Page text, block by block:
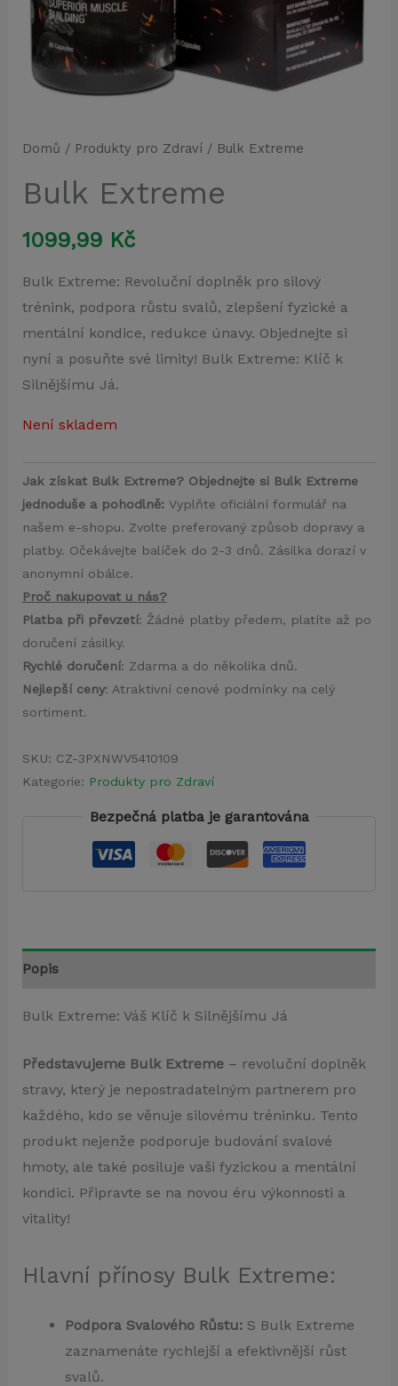
Domů / Produkty pro Zdraví/ Bulk Extreme
Bulk Extreme
1099,99 Kč
Bulk Extreme: Revoluční doplněk pro silový
trénink, podpora růstu svalů, zlepšení fyzické a
mentální kondice, redukce únavy. Objednejte si
nyní a posuňte své limity! Bulk Extreme: Klíč k
Silnějšímu Já.
Není skladem
Jak získat Bulk Extreme? Objednejte si Bulk Extreme
jednoduše a pohodlně:Vyplňte oficiální formulář na
našem e-shopu. Zvolte preferovaný způsob dopravy a
platby. Očekávejte balíček do 2-3 dnů. Zásilka dorazí v
anonymní obálce.
Proč nakupovat u nás?
Platba při převzetí: Žádné platby předem, platíte až po
doručení zásilky.
Rychlé doručení: Zdarma a do několika dnů.
Nejlepší ceny: Atraktivní cenové podmínky na celý
sortiment.
SKU: CZ-3PXNWV5410109
Kategorie: Produkty pro Zdraví
Bezpečná platba je garantována
Popis
Bulk Extreme: Váš Klíč k Silnějšímu Já
Představujeme Bulk Extreme– revoluční doplněk
stravy, který je nepostradatelným partnerem pro
každého, kdo se věnuje silovému tréninku. Tento
produkt nejenže podporuje budování svalové
hmoty, ale také posiluje vaši fyzickou a mentální
kondici. Připravte se na novou éru výkonnosti a
vitality!
Hlavní přínosy Bulk Extreme:
Podpora Svalového Růstu:S Bulk Extreme
zaznamenáte rychlejší a efektivnější růst
svalů.